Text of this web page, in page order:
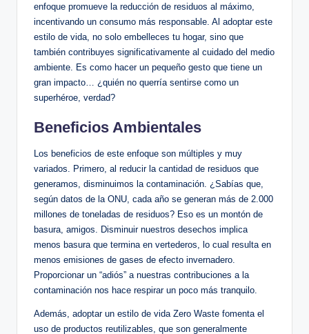
enfoque promueve la reducción de residuos al máximo,
incentivando un consumo más responsable. Al adoptar este
estilo de vida, no solo embelleces tu hogar, sino que
también contribuyes significativamente al cuidado del medio
ambiente. Es como hacer un pequeño gesto que tiene un
gran impacto… ¿quién no querría sentirse como un
superhéroe, verdad?
Beneficios Ambientales
Los beneficios de este enfoque son múltiples y muy
variados. Primero, al reducir la cantidad de residuos que
generamos, disminuimos la contaminación. ¿Sabías que,
según datos de la ONU, cada año se generan más de 2.000
millones de toneladas de residuos? Eso es un montón de
basura, amigos. Disminuir nuestros desechos implica
menos basura que termina en vertederos, lo cual resulta en
menos emisiones de gases de efecto invernadero.
Proporcionar un “adiós” a nuestras contribuciones a la
contaminación nos hace respirar un poco más tranquilo.
Además, adoptar un estilo de vida Zero Waste fomenta el
uso de productos reutilizables, que son generalmente